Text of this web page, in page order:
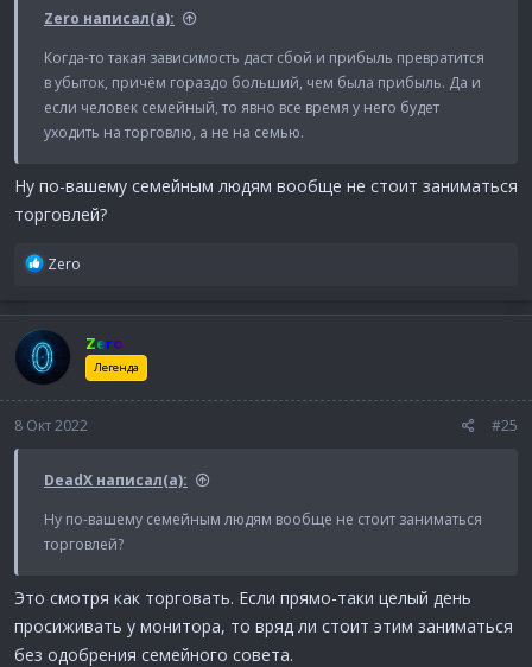
Zero написал(а):
Когда-то такая зависимость даст сбой и прибыль превратится
в убыток, причём гораздо больший, чем была прибыль. Да и
если человек семейный, то явно все время у него будет
уходить на торговлю, а не на семью.
Ну по-вашему семейным людям вообще не стоит заниматься
торговлей?
Р
к
ц
и
и
Zero
Zero
Легенда
8 Окт 2022 #25
DeadX написал(а):
Ну по-вашему семейным людям вообще не стоит заниматься
торговлей?
Это смотря как торговать. Если прямо-таки целый день
просиживать у монитора, то вряд ли стоит этим заниматься
без одобрения семейного совета.